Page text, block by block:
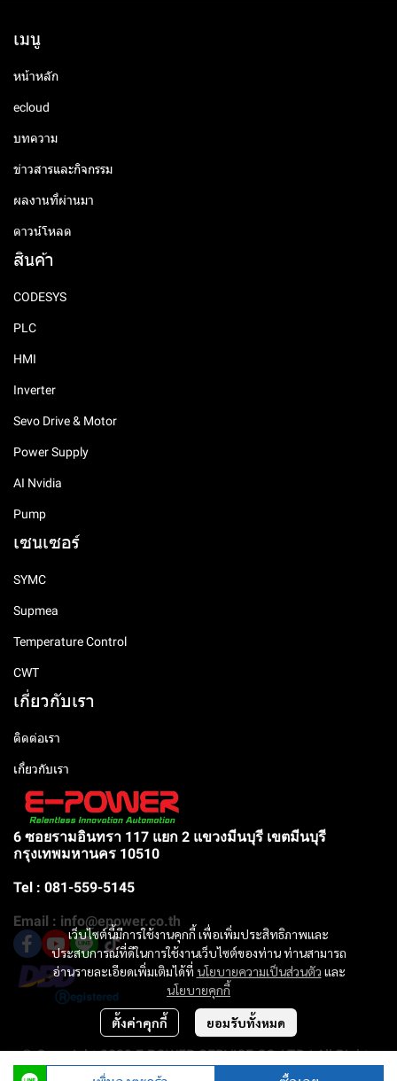
เว็บไซต์นี้มีการใช้งานคุกกี้ เพื่อเพิ่มประสิทธิภาพและ
ประสบการณ์ที่ดีในการใช้งานเว็บไซต์ของท่าน ท่านสามารถ
อ่านรายละเอียดเพิ่มเติมได้ที่ นโยบายความเป็นส่วนตัว และ
นโยบายคุกกี้
ตั้งค่าคุกกี้ ยอมรับทั้งหมด
เมนู
หน้าหลัก
ecloud
บทความ
ข่าวสารและกิจกรรม
ผลงานที่ผ่านมา
ดาวน์โหลด
สินค้า
CODESYS
PLC
HMI
Inverter
Sevo Drive & Motor
Power Supply
AI Nvidia
Pump
เซนเซอร์
SYMC
Supmea
Temperature Control
CWT
เกี่ยวกับเรา
ติดต่อเรา
เกี่ยวกับเรา
6 ซอยรามอินทรา 117 แยก 2 แขวงมีนบุรี เขตมีนบุรี
กรุงเทพมหานคร 10510
Tel : 081-559-5145
Email : info@epower.co.th
© Copyright 2023 E-POWER SERVICE CO.,LTD | All Rights
Reserved |